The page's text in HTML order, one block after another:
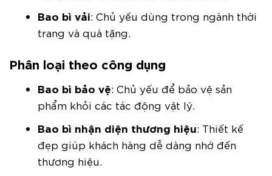
Bao bì vải: Chủ yếu dùng trong ngành thời
trang và quà tặng.
Phân loại theo công dụng
Bao bì bảo vệ: Chủ yếu để bảo vệ sản
phẩm khỏi các tác động vật lý.
Bao bì nhận diện thương hiệu: Thiết kế
đẹp giúp khách hàng dễ dàng nhớ đến
thương hiệu.